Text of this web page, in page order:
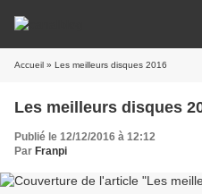
Accueil » Les meilleurs disques 2016
Les meilleurs disques
Publié le 12/12/2016 à 12:12
Par Franpi